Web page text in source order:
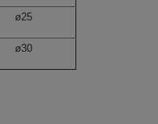
ø25
ø30